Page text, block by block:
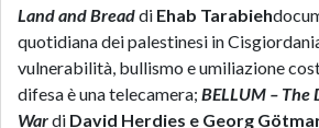
Land and Breaddi Ehab Tarabieh
quotidiana dei palestinesi in
vulnerabilità, bullismo e umiliazione
difesa è una telecamera; BELLUM – The
Wardi David Herdies e Georg